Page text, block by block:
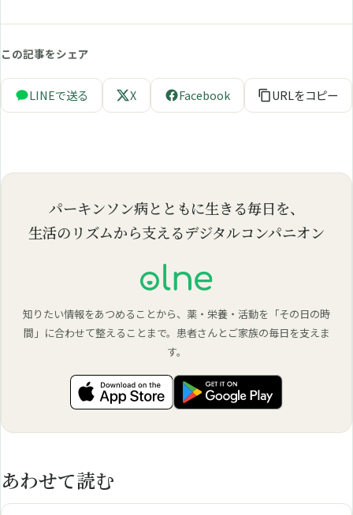
この記事をシェア
LINEで送る X Facebook URLをコピー
パーキンソン病とともに生きる毎日を、
生活のリズムから支えるデジタルコンパニオン
知りたい情報をあつめることから、薬・栄養・活動を「その日の時
間」に合わせて整えることまで。患者さんとご家族の毎日を支えま
す。
あわせて読む